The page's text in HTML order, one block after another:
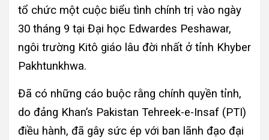
tổ chức một cuộc biểu tình chính trị vào ngày
30 tháng 9 tại Đại học Edwardes Peshawar,
ngôi trường Kitô giáo lâu đời nhất ở tỉnh Khyber
Pakhtunkhwa.
Đã có những cáo buộc rằng chính quyền tỉnh,
do đảng Khan’s Pakistan Tehreek-e-Insaf (PTI)
điều hành, đã gây sức ép với ban lãnh đạo đại